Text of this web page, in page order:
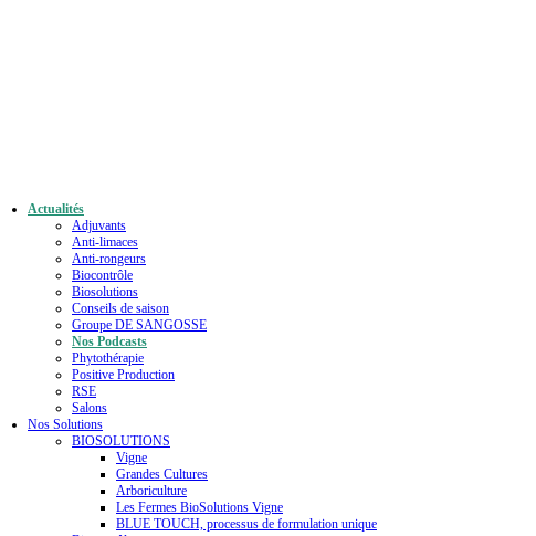
Actualités
Adjuvants
Anti-limaces
Anti-rongeurs
Biocontrôle
Biosolutions
Conseils de saison
Groupe DE SANGOSSE
Nos Podcasts
Phytothérapie
Positive Production
RSE
Salons
Nos Solutions
BIOSOLUTIONS
Vigne
Grandes Cultures
Arboriculture
Les Fermes BioSolutions Vigne
BLUE TOUCH, processus de formulation unique